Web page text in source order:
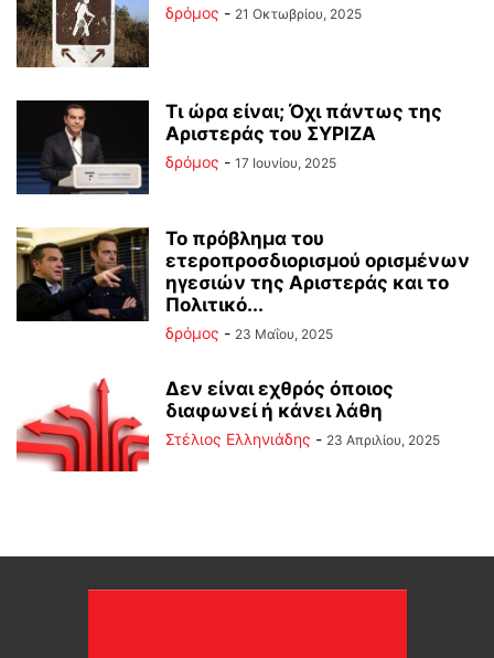
δρόμος - 21 Οκτωβρίου, 2025
Τι ώρα είναι; Όχι πάντως της
Αριστεράς του ΣΥΡΙΖΑ
δρόμος - 17 Ιουνίου, 2025
Το πρόβλημα του
ετεροπροσδιορισμού ορισμένων
ηγεσιών της Αριστεράς και το
Πολιτικό...
δρόμος - 23 Μαΐου, 2025
Δεν είναι εχθρός όποιος
διαφωνεί ή κάνει λάθη
Στέλιος Ελληνιάδης - 23 Απριλίου, 2025